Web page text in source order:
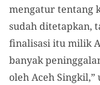
mengatur tentang
sudah ditetapkan,
finalisasi itu milik
banyak
oleh Aceh